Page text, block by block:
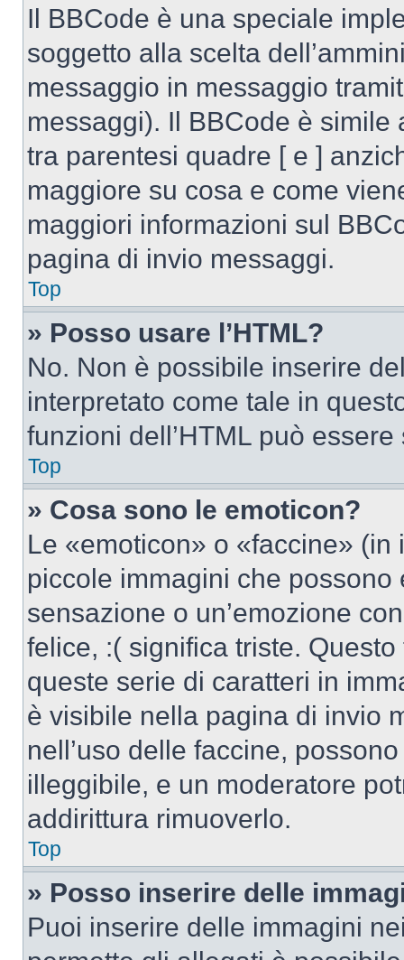
Il BBCode è una speciale
soggetto alla scelta
messaggio in messaggio
messaggi). Il BBCode è simile
tra parentesi quadre [ e ]
maggiore su cosa e come
maggiori informazioni sul
pagina di invio messaggi.
Top
» Posso usare l’HTML?
No. Non è possibile inserire
interpretato come tale in
funzioni dell’HTML può
Top
» Cosa sono le emoticon?
Le «emoticon» o «faccine»
piccole immagini che
sensazione o un’emozione
felice, :( significa triste.
queste serie di caratteri in
è visibile nella pagina di invio
nell’uso delle faccine,
illeggibile, e un moderatore
addirittura rimuoverlo.
Top
» Posso inserire delle
Puoi inserire delle immagini